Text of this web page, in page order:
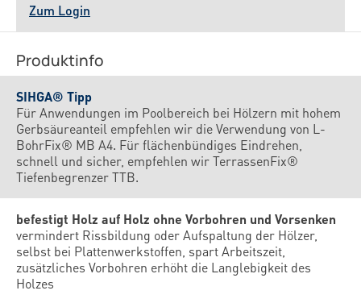
Zum Login
Produktinfo
SIHGA® Tipp
Für Anwendungen im Poolbereich bei Hölzern mit hohem
Gerbsäureanteil empfehlen wir die Verwendung von L-
BohrFix® MB A4. Für flächenbündiges Eindrehen,
schnell und sicher, empfehlen wir TerrassenFix®
Tiefenbegrenzer TTB.
befestigt Holz auf Holz ohne Vorbohren und Vorsenken
vermindert Rissbildung oder Aufspaltung der Hölzer,
selbst bei Plattenwerkstoffen, spart Arbeitszeit,
zusätzliches Vorbohren erhöht die Langlebigkeit des
Holzes